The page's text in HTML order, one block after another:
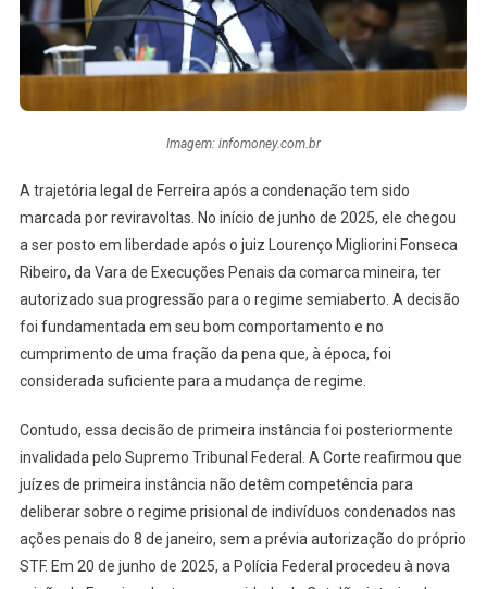
Imagem: infomoney.com.br
A trajetória legal de Ferreira após a condenação tem sido
marcada por reviravoltas. No início de junho de 2025, ele chegou
a ser posto em liberdade após o juiz Lourenço Migliorini Fonseca
Ribeiro, da Vara de Execuções Penais da comarca mineira, ter
autorizado sua progressão para o regime semiaberto. A decisão
foi fundamentada em seu bom comportamento e no
cumprimento de uma fração da pena que, à época, foi
considerada suficiente para a mudança de regime.
Contudo, essa decisão de primeira instância foi posteriormente
invalidada pelo Supremo Tribunal Federal. A Corte reafirmou que
juízes de primeira instância não detêm competência para
deliberar sobre o regime prisional de indivíduos condenados nas
ações penais do 8 de janeiro, sem a prévia autorização do próprio
STF. Em 20 de junho de 2025, a Polícia Federal procedeu à nova